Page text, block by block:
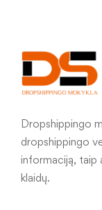
Dropshippingo
dropshippingo
informaciją, taip
klaidų.